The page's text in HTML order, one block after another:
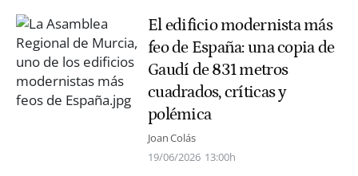
El edificio modernista más
feo de España: una copia de
Gaudí de 831 metros
cuadrados, críticas y
polémica
Joan Colás
19/06/2026 13:00h